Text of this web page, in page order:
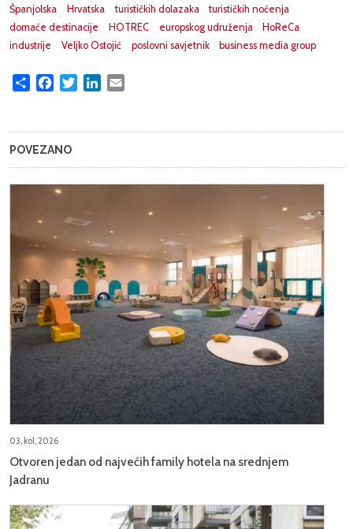
Španjolska Hrvatska turističkih dolazaka
turističkih noćenja
domaće destinacije
HOTREC europskog udruženja
HoReCa
industrije
Veljko Ostojić poslovni savjetnik business media group
Share FacebookTwitterLinkedIn
POVEZANO
03, kol, 2026
Otvoren jedan od najvećih family hotela na srednjem
Jadranu